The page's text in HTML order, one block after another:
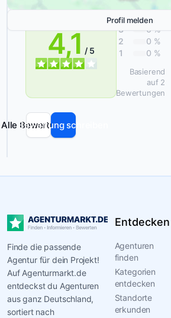
aussehen,
Alltag
tatsächlich
arbeiten
vor
Handwerksbetriebe,
Dienstleister
sowie
für
weitere
Unternehmen,
die
von
4,1 / 5
100 %
4
0 %
3
0 %
2
0 %
1
0 %
Basierend
auf 2
Bewertungen
Alle Bewertungen
Bewertung schreiben
Profil melden
Finde die passende
Agentur für dein Projekt!
Auf Agenturmarkt.de
entdeckst du Agenturen
aus ganz Deutschland,
sortiert nach
Entdecken
Agenturen
finden
Kategorien
entdecken
Standorte
erkunden